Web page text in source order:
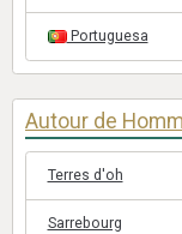
Portuguesa
Autour de
Terres d'oh
Sarrebourg